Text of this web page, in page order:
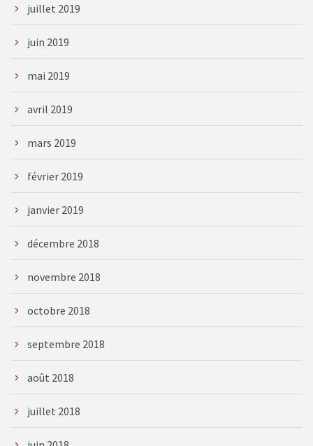
juillet 2019
juin 2019
mai 2019
avril 2019
mars 2019
février 2019
janvier 2019
décembre 2018
novembre 2018
octobre 2018
septembre 2018
août 2018
juillet 2018